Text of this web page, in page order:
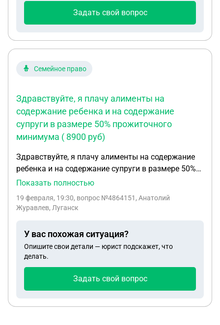
Задать свой вопрос
Семейное право
Здравствуйте, я плачу алименты на
содержание ребенка и на содержание
супруги в размере 50% прожиточного
минимума ( 8900 руб)
Здравствуйте, я плачу алименты на содержание
ребенка и на содержание супруги в размере 50%
прожиточного минимума ( 8900 руб) . Мое
работы . В данный момент как безработный
образовалась задолженность за 2 месяца,
приставы арестовали телефон пока не оплачу всю
задолженность . Суммы нереальные ,
возможности платить нет, достойной работы
чтобы содержать себя и платить алименты тоже
Показать полностью
19 февраля, 19:30, вопрос №4864151, Анатолий
Журавлев, Луганск
У вас похожая ситуация?
Опишите свои детали — юрист подскажет, что
делать.
Задать свой вопрос